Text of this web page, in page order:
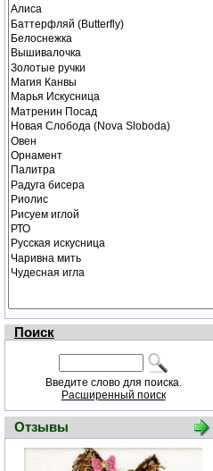
Поиск
Введите слово для поиска.
Расширенный поиск
Отзывы